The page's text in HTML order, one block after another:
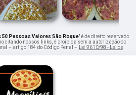
50 Pessoas Valores São Roque" é de direito reservado.
citando nossos links, é proibida sem a autorização do
– artigo 184 do Código Penal –
Lei 9610/98 - Lei de